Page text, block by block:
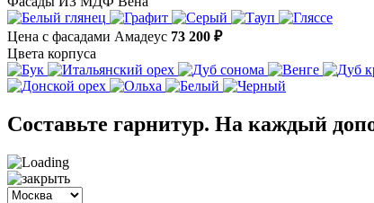
Цена с фасадами Амадеус 73 200 ₽
Цвета корпуса
Составьте гарнитур. На каждый